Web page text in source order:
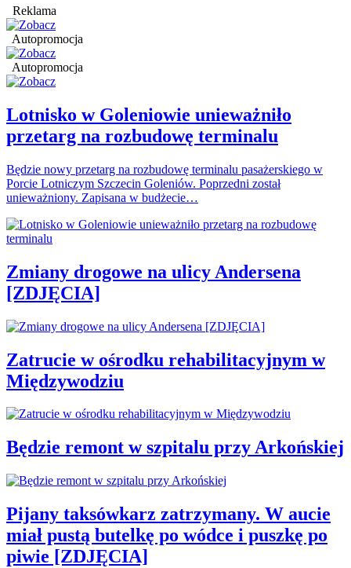
Reklama
Autopromocja
Autopromocja
Lotnisko w Goleniowie unieważniło
przetarg na rozbudowę terminalu
Będzie nowy przetarg na rozbudowę terminalu pasażerskiego w
Porcie Lotniczym Szczecin Goleniów. Poprzedni został
unieważniony. Zapisana w budżecie…
Zmiany drogowe na ulicy Andersena
[ZDJĘCIA]
Zatrucie w ośrodku rehabilitacyjnym w
Międzywodziu
Będzie remont w szpitalu przy Arkońskiej
Pijany taksówkarz zatrzymany. W aucie
miał pustą butelkę po wódce i puszkę po
piwie [ZDJĘCIA]